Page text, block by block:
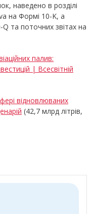
наведено в розділі
на Формі 10-K, а
та поточних звітах на
палив:
| Всесвітній
відновлюваних
(42,7 млрд літрів,